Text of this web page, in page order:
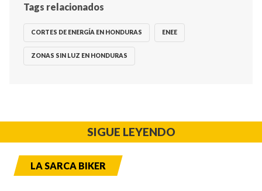
Tags relacionados
CORTES DE ENERGÍA EN HONDURAS ENEE
ZONAS SIN LUZ EN HONDURAS
SIGUE LEYENDO
LA SARCA BIKER